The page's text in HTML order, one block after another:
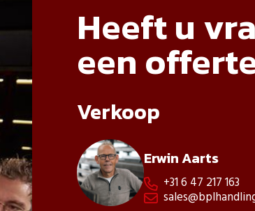
Heeft u
een
Verkoop
Erwin Aarts
 +31 6 47 217 163
